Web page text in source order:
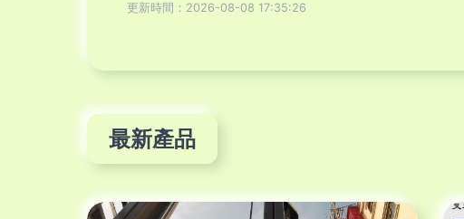
更新時間：2026-08-08 17:35:26
最新產品